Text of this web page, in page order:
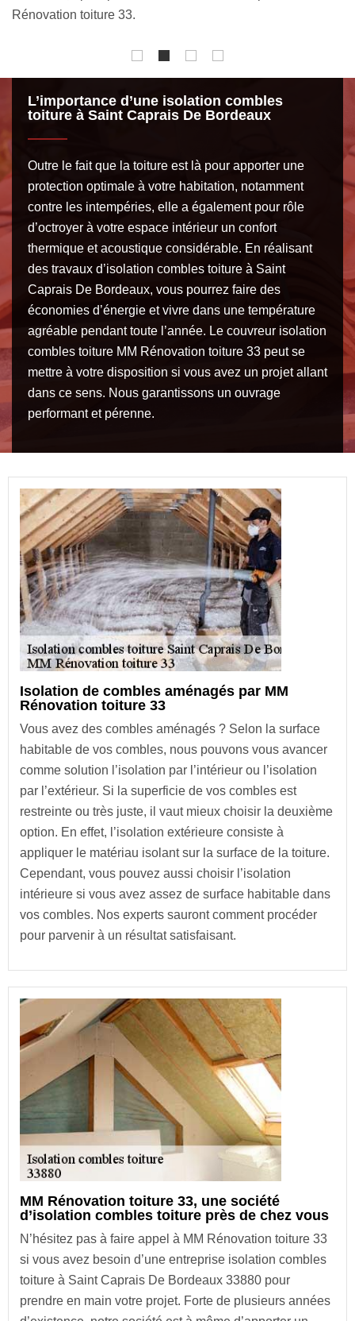
accompagnement personnalisé de la part de notre équipe.
L’importance d’une isolation combles
toiture à Saint Caprais De Bordeaux
Outre le fait que la toiture est là pour apporter une
protection optimale à votre habitation, notamment
contre les intempéries, elle a également pour rôle
d’octroyer à votre espace intérieur un confort
thermique et acoustique considérable. En réalisant
des travaux d’isolation combles toiture à Saint
Caprais De Bordeaux, vous pourrez faire des
économies d’énergie et vivre dans une température
agréable pendant toute l’année. Le couvreur isolation
combles toiture MM Rénovation toiture 33 peut se
mettre à votre disposition si vous avez un projet allant
dans ce sens. Nous garantissons un ouvrage
performant et pérenne.
Isolation de combles aménagés par MM
Rénovation toiture 33
Vous avez des combles aménagés ? Selon la surface
habitable de vos combles, nous pouvons vous avancer
comme solution l’isolation par l’intérieur ou l’isolation
par l’extérieur. Si la superficie de vos combles est
restreinte ou très juste, il vaut mieux choisir la deuxième
option. En effet, l’isolation extérieure consiste à
appliquer le matériau isolant sur la surface de la toiture.
Cependant, vous pouvez aussi choisir l’isolation
intérieure si vous avez assez de surface habitable dans
vos combles. Nos experts sauront comment procéder
pour parvenir à un résultat satisfaisant.
MM Rénovation toiture 33, une société
d’isolation combles toiture près de chez vous
N’hésitez pas à faire appel à MM Rénovation toiture 33
si vous avez besoin d’une entreprise isolation combles
toiture à Saint Caprais De Bordeaux 33880 pour
prendre en main votre projet. Forte de plusieurs années